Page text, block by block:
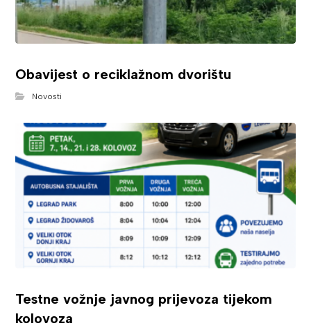
Obavijest o reciklažnom dvorištu
Novosti
Testne vožnje javnog prijevoza tijekom
kolovoza